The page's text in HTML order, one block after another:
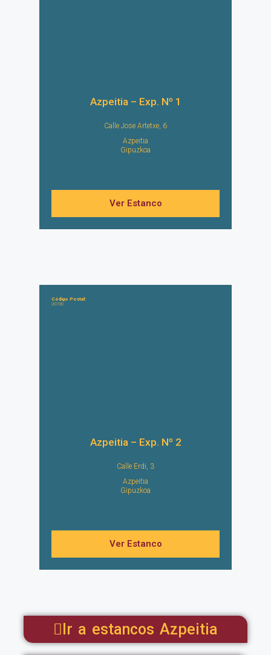
Azpeitia – Exp. Nº 1
Calle Jose Artetxe, 6
Azpeitia
Gipuzkoa
Ver Estanco
Código Postal:
20730
Azpeitia – Exp. Nº 2
Calle Erdi, 3
Azpeitia
Gipuzkoa
Ver Estanco
Ir a estancos Azpeitia